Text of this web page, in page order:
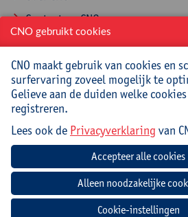
Contacteer CNO
Contacteer ons
CNO gebruikt cookies
CNO maakt gebruik van cookies en
surfervaring zoveel mogelijk te
Gelieve aan de duiden welke
registreren.
Lees ook de Privacyverklaring van
Cookie-instellingen